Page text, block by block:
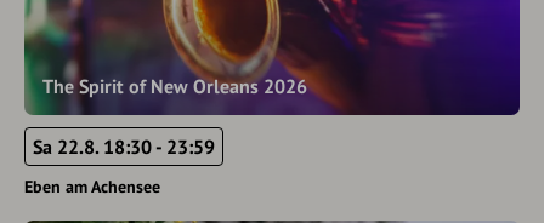
The Spirit of New Orleans 2026
Sa 22.8. 18:30 - 23:59
Eben am Achensee